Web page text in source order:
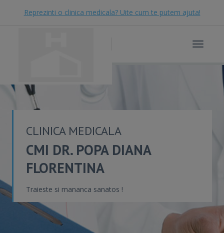
Reprezinti o clinica medicala? Uite cum te putem ajuta!
Toggle
CLINICA MEDICALA
CMI DR. POPA DIANA
FLORENTINA
Traieste si mananca sanatos !